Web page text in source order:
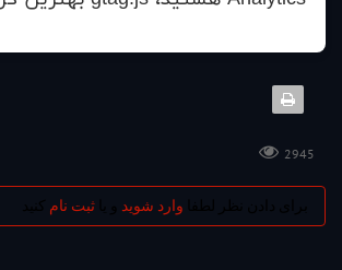
2945
وارد شوید ثبت نام